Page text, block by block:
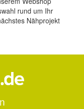
rund um Ihr
Nähprojekt